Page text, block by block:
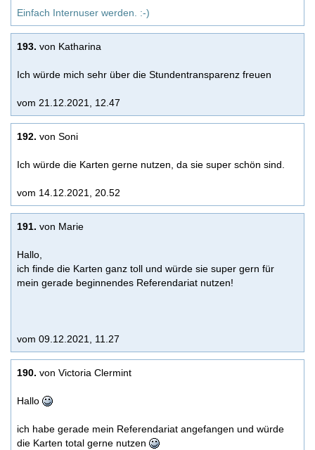
Einfach Internuser werden. :-)
193. von Katharina
Ich würde mich sehr über die Stundentransparenz freuen
vom 21.12.2021, 12.47
192. von Soni
Ich würde die Karten gerne nutzen, da sie super schön sind.
vom 14.12.2021, 20.52
191. von Marie
Hallo,
ich finde die Karten ganz toll und würde sie super gern für
mein gerade beginnendes Referendariat nutzen!
vom 09.12.2021, 11.27
190. von Victoria Clermint
Hallo
ich habe gerade mein Referendariat angefangen und würde
die Karten total gerne nutzen